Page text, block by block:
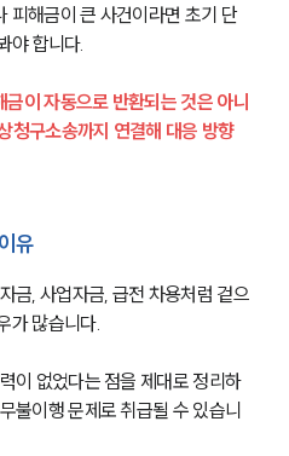
피해금이 큰 사건이라면 초기 단
야 합니다.
이 자동으로 반환되는 것은 아니
청구소송까지 연결해 대응 방향
유
금, 사업자금, 급전 차용처럼 겉으
가 많습니다.
이 없었다는 점을 제대로 정리하
불이행 문제로 취급될 수 있습니